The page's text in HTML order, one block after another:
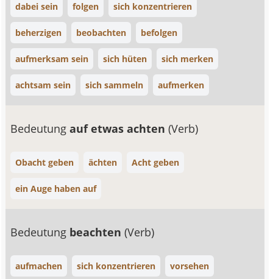
dabei sein folgen sich konzentrieren
beherzigen beobachten befolgen
aufmerksam sein sich hüten sich merken
achtsam sein sich sammeln aufmerken
Bedeutungauf etwas achten(Verb)
Obacht geben ächten Acht geben
ein Auge haben auf
Bedeutung beachten(Verb)
aufmachen sich konzentrieren vorsehen